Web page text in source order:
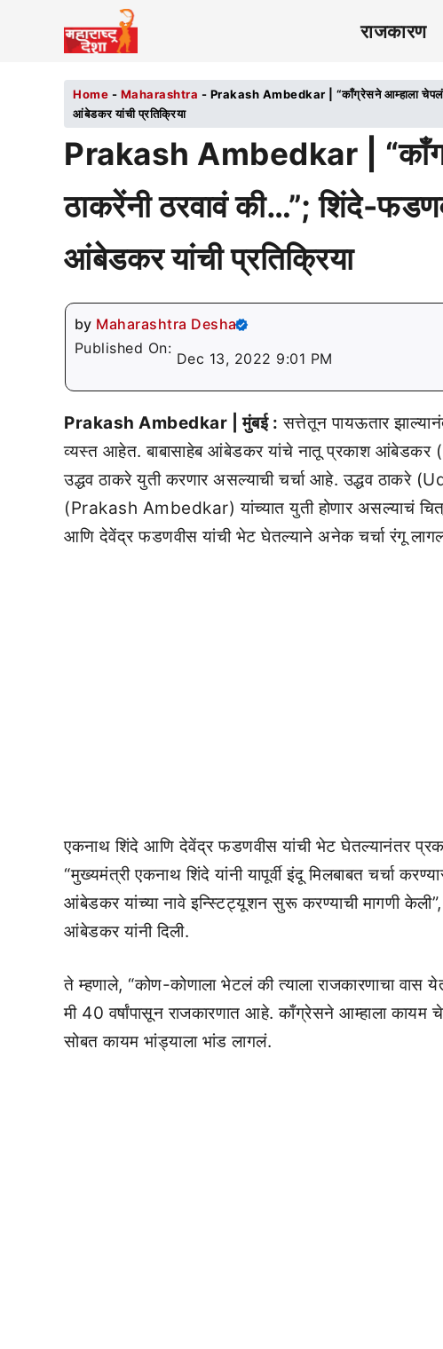
राजकारण
Home - Maharashtra - Prakash Ambedkar | “काँग्रेसने आम्हाला चेपलं,
आंबेडकर यांची प्रतिक्रिया
Prakash Ambedkar |
ठाकरेंनी ठरवावं की…”; शिंदे-
आंबेडकर यांची प्रतिक्रिया
by Maharashtra Desha
Published On:
Dec 13, 2022 9:01 PM
Prakash Ambedkar | मुंबई : सत्तेतून पायऊतार
व्यस्त आहेत. बाबासाहेब आंबेडकर यांचे नातू प्रकाश
उद्धव ठाकरे युती करणार असल्याची चर्चा आहे. उद्धव
(Prakash Ambedkar) यांच्यात युती होणार असल्याचं
आणि देवेंद्र फडणवीस यांची भेट घेतल्याने अनेक चर्चा रंगू
एकनाथ शिंदे आणि देवेंद्र फडणवीस यांची भेट घेतल्यानंतर
“मुख्यमंत्री एकनाथ शिंदे यांनी यापूर्वी इंदू मिलबाबत चर्चा
आंबेडकर यांच्या नावे इन्स्टिट्यूशन सुरू करण्याची मागणी
आंबेडकर यांनी दिली.
ते म्हणाले, “कोण-कोणाला भेटलं की त्याला राजकारणाचा वास
मी 40 वर्षांपासून राजकारणात आहे. काँग्रेसने आम्हाला
सोबत कायम भांड्याला भांड लागलं.